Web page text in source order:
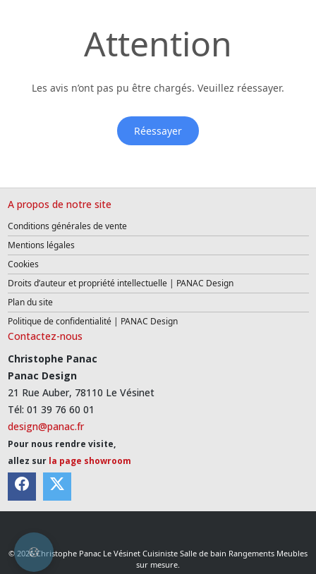
Attention
Les avis n’ont pas pu être chargés. Veuillez réessayer.
Réessayer
A propos de notre site
Conditions générales de vente
Mentions légales
Cookies
Droits d’auteur et propriété intellectuelle | PANAC Design
Plan du site
Politique de confidentialité | PANAC Design
Contactez-nous
Christophe Panac
Panac Design
21 Rue Auber, 78110 Le Vésinet
Tél: 01 39 76 60 01
design@panac.fr
Pour nous rendre visite,
allez sur la page showroom
© 2026 Christophe Panac Le Vésinet Cuisiniste Salle de bain Rangements Meubles
sur mesure.